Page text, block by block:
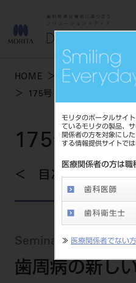
モリタのポータルサイ
ているモリタの製品、
関係者の方を対象にし
する情報提供サイトでは
医療関係者の方は職
≫ 医療関係者でない
HOME 学術・お役立ち情
175号 WINTER
歯周
175号
目次を見る
Seminar Review
歯周病の新し
お問い合わせ
商品について
友の会について
ご開業について
会員登録
製品情報トップ
製品カテゴリ
大型器械
サポート情報
お客様相談センター
セミナー・イベント